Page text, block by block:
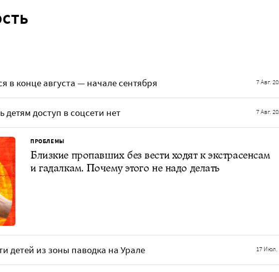
в конце августа — начале сентября 7 Авг.
доступ в соцсети нет 7 Авг.
ПРОБЛЕМЫ
Близкие пропавших без вести ходят к экстрасенсам
и гадалкам. Почему этого не надо делать
детей из зоны паводка на Урале 17 Июл.